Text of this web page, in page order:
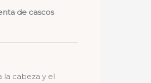
de cascos
cabeza y el